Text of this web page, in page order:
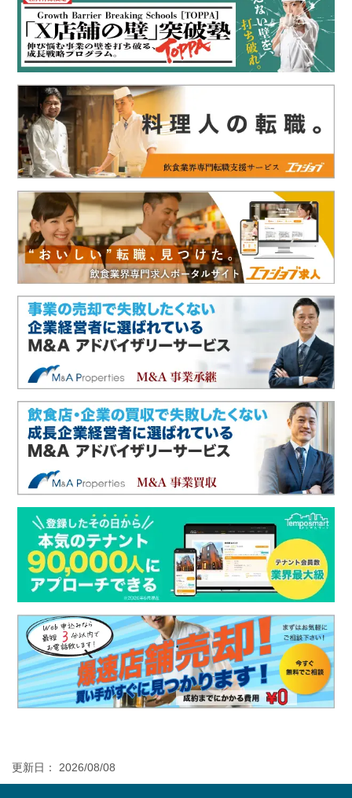
更新日： 2026/08/08